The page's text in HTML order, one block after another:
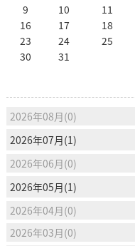
9
10 11
16
17 18
23
24 25
30
31
2026年08月(0)
2026年07月(1)
2026年06月(0)
2026年05月(1)
2026年04月(0)
2026年03月(0)